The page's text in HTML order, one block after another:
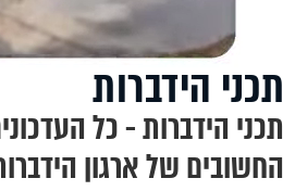
תכני הידברות
תכני הידברות - כל
החשובים של ארגון